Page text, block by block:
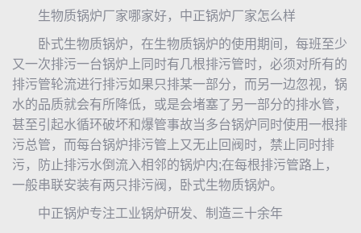
生物质锅炉厂家哪家好，中正锅炉厂家怎么样
卧式生物质锅炉，在生物质锅炉的使用期间，每班至少
又一次排污一台锅炉上同时有几根排污管时，必须对所有的
排污管轮流进行排污如果只排某一部分，而另一边忽视，锅
水的品质就会有所降低，或是会堵塞了另一部分的排水管，
甚至引起水循环破坏和爆管事故当多台锅炉同时使用一根排
污总管，而每台锅炉排污管上又无止回阀时，禁止同时排
污，防止排污水倒流入相邻的锅炉内;在每根排污管路上，
一般串联安装有两只排污阀，卧式生物质锅炉。
中正锅炉专注工业锅炉研发、制造三十余年